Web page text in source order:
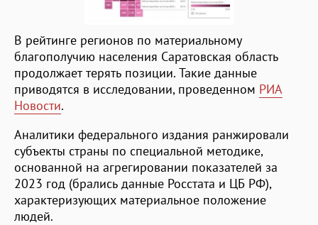
В рейтинге регионов по материальному
благополучию населения Саратовская область
продолжает терять позиции. Такие данные
приводятся в исследовании, проведенном РИА
Новости.
Аналитики федерального издания ранжировали
субъекты страны по специальной методике,
основанной на агрегировании показателей за
2023 год (брались данные Росстата и ЦБ РФ),
характеризующих материальное положение
людей.